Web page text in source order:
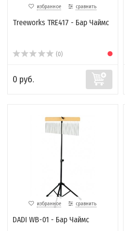
избранное сравнить
Treeworks TRE417 - Бар Чаймс
(0)
0 руб.
избранное сравнить
DADI WB-01 - Бар Чаймс